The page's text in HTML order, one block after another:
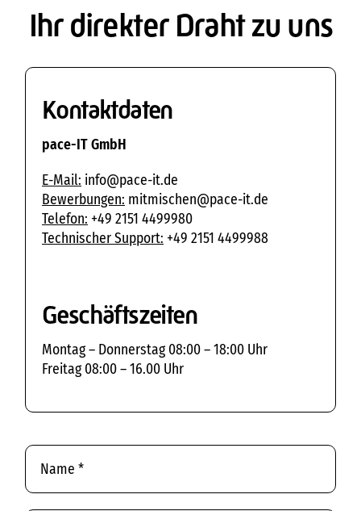
Ihr direkter Draht zu uns
Kontaktdaten
pace-IT GmbH
E-Mail: info@pace-it.de​
Bewerbungen: mitmischen@pace-it.de​
Telefon: +49 2151 4499980
Technischer Support: +49 2151 4499988
Geschäftszeiten
Montag – Donnerstag 08:00 – 18:00 Uhr​
Freitag 08:00 – 16.00 Uhr